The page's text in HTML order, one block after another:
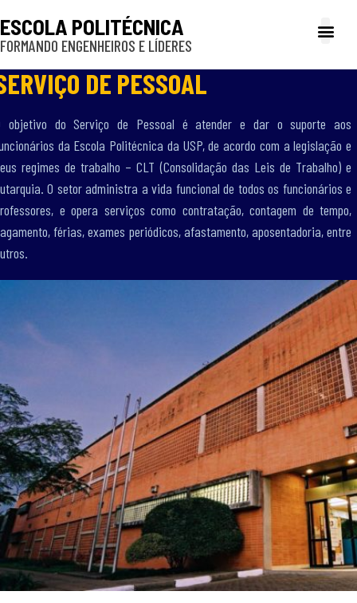
ESCOLA POLITÉCNICA
FORMANDO ENGENHEIROS E LÍDERES
DE PESSOAL
objetivo do Serviço de Pessoal é atender e dar o suporte aos
da Escola Politécnica da USP, de acordo com a legislação e
regimes de trabalho – CLT (Consolidação das Leis de Trabalho) e
O setor administra a vida funcional de todos os funcionários e
e opera serviços como contratação, contagem de tempo,
férias, exames periódicos, afastamento, aposentadoria, entre